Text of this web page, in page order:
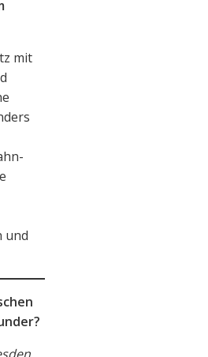
mit
und